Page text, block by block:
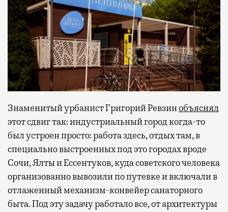
Знаменитый урбанист Григорий Ревзинобъяснял
этот сдвиг так: индустриальный город когда-то
был устроен просто: работа здесь, отдых там, в
специально выстроенных под это городах вроде
Сочи, Ялты и Ессентуков, куда советского человека
организованно вывозили по путевке и включали в
отлаженный механизм-конвейер санаторного
быта. Под эту задачу работало все, от архитектуры